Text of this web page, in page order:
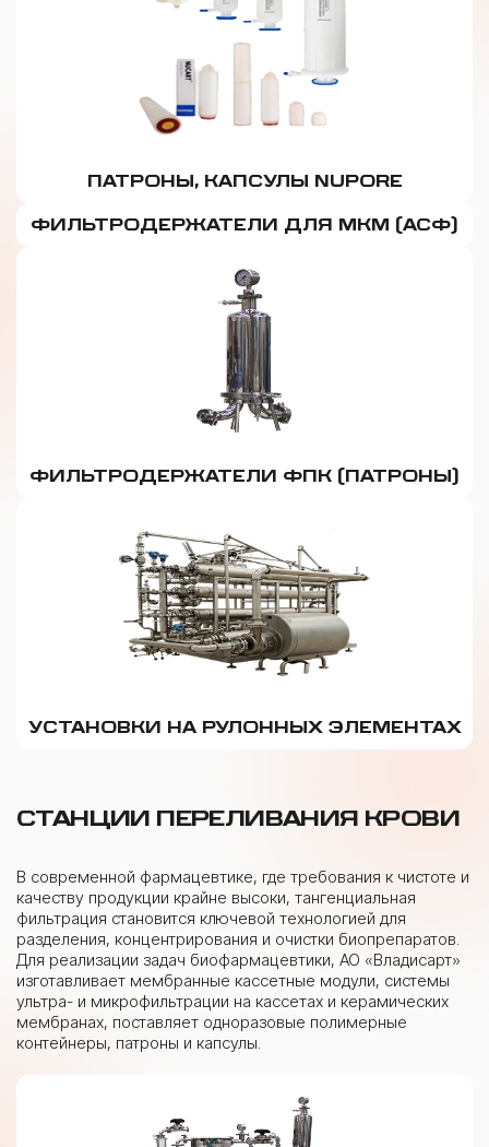
ПАТРОНЫ, КАПСУЛЫ NUPORE
ФИЛЬТРОДЕРЖАТЕЛИ ДЛЯ МКМ (АСФ)
ФИЛЬТРОДЕРЖАТЕЛИ ФПК (ПАТРОНЫ)
УСТАНОВКИ НА РУЛОННЫХ ЭЛЕМЕНТАХ
СТАНЦИИ ПЕРЕЛИВАНИЯ КРОВИ
В современной фармацевтике, где требования к чистоте и
качеству продукции крайне высоки, тангенциальная
фильтрация становится ключевой технологией для
разделения, концентрирования и очистки биопрепаратов.
Для реализации задач биофармацевтики, АО «Владисарт»
изготавливает мембранные кассетные модули, системы
ультра- и микрофильтрации на кассетах и керамических
мембранах, поставляет одноразовые полимерные
контейнеры, патроны и капсулы.